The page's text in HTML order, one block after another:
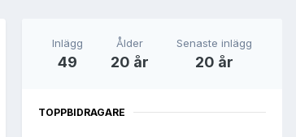
Inlägg
49
Ålder
20 år
Senaste inlägg
20 år
TOPPBIDRAGARE